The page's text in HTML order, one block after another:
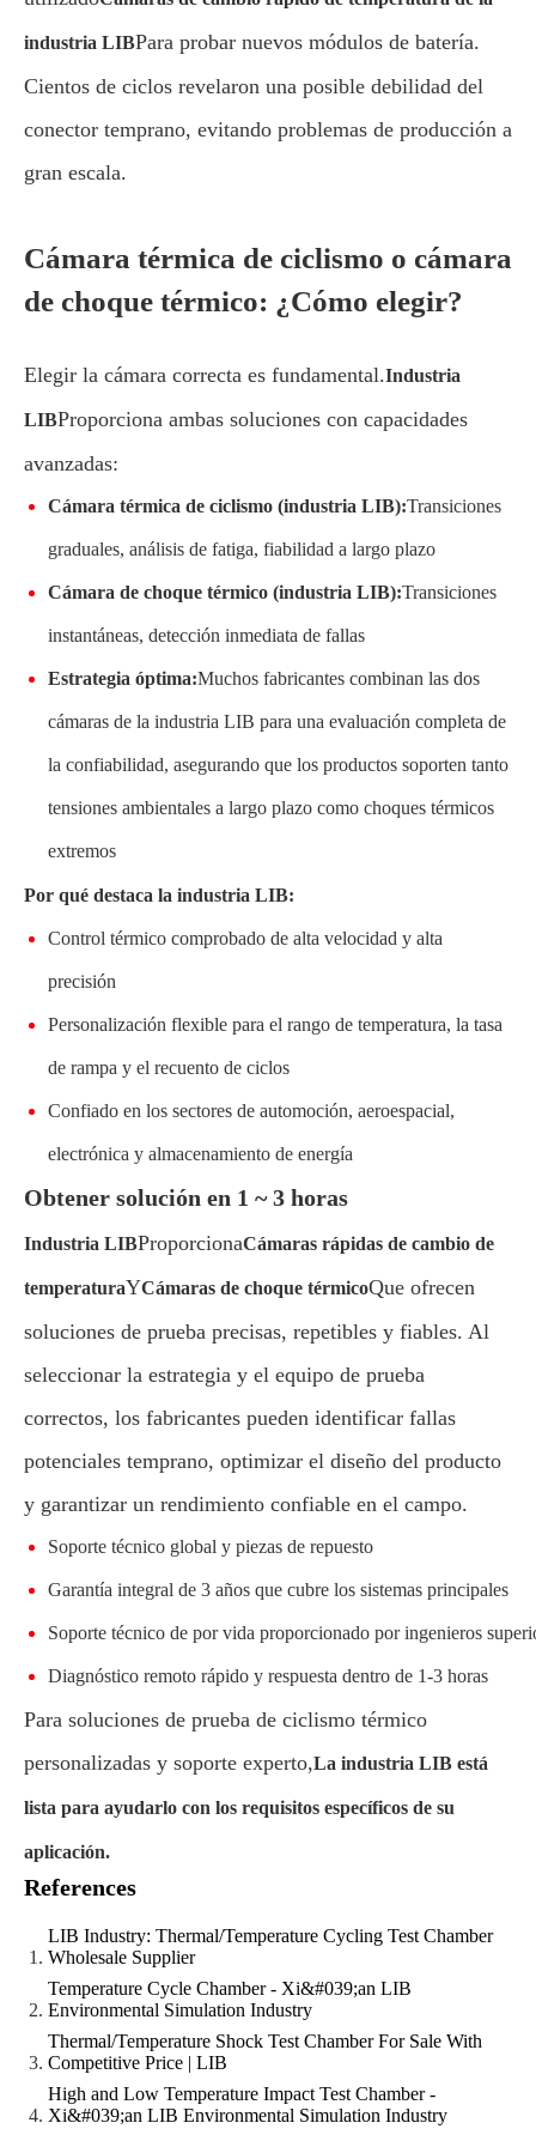
industria LIBPara probar nuevos módulos de batería.
Cientos de ciclos revelaron una posible debilidad del
conector temprano, evitando problemas de producción a
gran escala.
Cámara térmica de ciclismo o cámara
de choque térmico: ¿Cómo elegir?
Elegir la cámara correcta es fundamental.Industria
LIBProporciona ambas soluciones con capacidades
avanzadas:
Cámara térmica de ciclismo (industria LIB):Transiciones
graduales, análisis de fatiga, fiabilidad a largo plazo
Cámara de choque térmico (industria LIB):Transiciones
instantáneas, detección inmediata de fallas
Estrategia óptima:Muchos fabricantes combinan las dos
cámaras de la industria LIB para una evaluación completa de
la confiabilidad, asegurando que los productos soporten tanto
tensiones ambientales a largo plazo como choques térmicos
extremos
Por qué destaca la industria LIB:
Control térmico comprobado de alta velocidad y alta
precisión
Personalización flexible para el rango de temperatura, la tasa
de rampa y el recuento de ciclos
Confiado en los sectores de automoción, aeroespacial,
electrónica y almacenamiento de energía
Obtener solución en 1 ~ 3 horas
Industria LIBProporcionaCámaras rápidas de cambio de
temperaturaYCámaras de choque térmicoQue ofrecen
soluciones de prueba precisas, repetibles y fiables. Al
seleccionar la estrategia y el equipo de prueba
correctos, los fabricantes pueden identificar fallas
potenciales temprano, optimizar el diseño del producto
y garantizar un rendimiento confiable en el campo.
Soporte técnico global y piezas de repuesto
Garantía integral de 3 años que cubre los sistemas principales
Soporte técnico de por vida proporcionado por ingenieros
Diagnóstico remoto rápido y respuesta dentro de 1-3 horas
Para soluciones de prueba de ciclismo térmico
personalizadas y soporte experto,La industria LIB está
lista para ayudarlo con los requisitos específicos de su
aplicación.
References
LIB Industry: Thermal/Temperature Cycling Test Chamber
Wholesale Supplier
Temperature Cycle Chamber - Xi&#039;an LIB
Environmental Simulation Industry
Thermal/Temperature Shock Test Chamber For Sale With
Competitive Price | LIB
High and Low Temperature Impact Test Chamber -
Xi&#039;an LIB Environmental Simulation Industry